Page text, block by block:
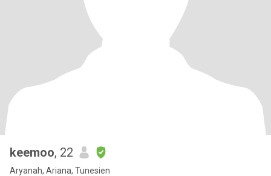
keemoo, 22
Aryanah, Ariana, Tunesien